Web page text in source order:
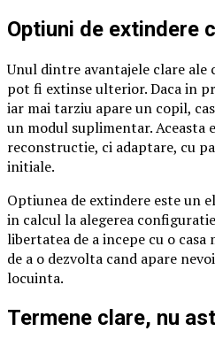
Optiuni de extindere
Unul dintre avantajele clare ale
pot fi extinse ulterior. Daca in
iar mai tarziu apare un copil,
un modul suplimentar. Aceasta
reconstructie, ci adaptare, cu
initiale.
Optiunea de extindere este un
in calcul la alegerea
libertatea de a incepe cu o casa
de a o dezvolta cand apare
locuinta.
Termene clare, nu